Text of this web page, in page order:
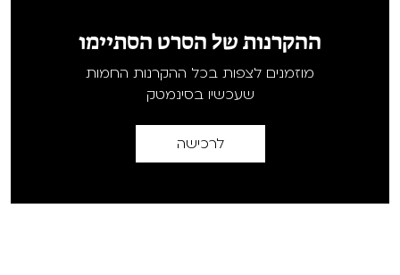
ההקרנות של הסרט הסתיימו
מוזמנים לצפות בכל ההקרנות החמות
שעכשיו בסינמטק
לרכישה